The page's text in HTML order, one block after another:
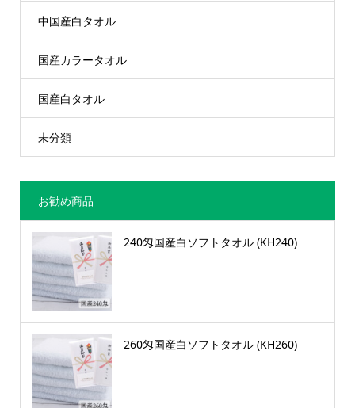
中国産白タオル
国産カラータオル
国産白タオル
未分類
お勧め商品
240匁国産白ソフトタオル (KH240)
260匁国産白ソフトタオル (KH260)